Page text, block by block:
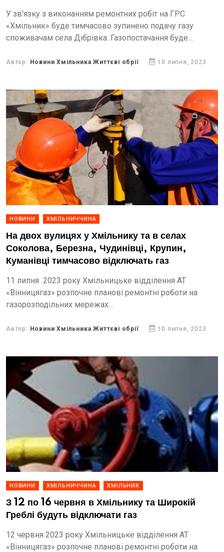
У зв'язку з виконанням ремонтних робіт на ГРС
«Хмільник» буде тимчасово зупинено подачу газу
споживачам села Дібрівка. Газопостачання буде
Автор: Новини Хмільника Життєві обрії 10 липня, 2023
НОВИНИ ХМІЛЬНИЧЧИНА
На двох вулицях у Хмільнику та в селах
Соколова, Березна, Чудинівці, Крупин,
Куманівці тимчасово відключать газ
11 липня 2023 року Хмільницьке відділення АТ
«Вінницягаз» розпочне планові ремонтні роботи на
газорозподільних мережах...
Автор: Новини Хмільника Життєві обрії 10 липня, 2023
НОВИНИ ХМІЛЬНИЧЧИНА ХМІЛЬНИК
З 12 по 16 червня в Хмільнику та Широкій
Греблі будуть відключати газ
12 червня 2023 року Хмільницьке відділення АТ
«Вінницягаз» розпочне планові ремонтні роботи на